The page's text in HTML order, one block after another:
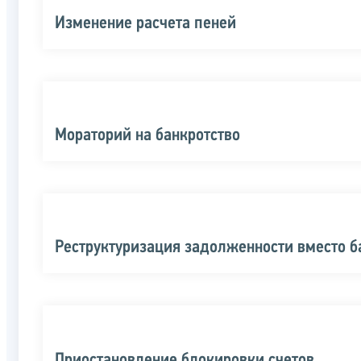
Изменение расчета пеней
Мораторий на банкротство
Реструктуризация задолженности вместо